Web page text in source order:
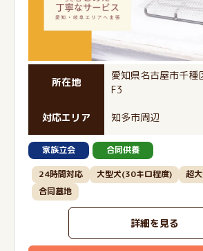
所在地
愛知県名古屋市千
F3
対応エリア 知多市周辺
家族立会 合同供養
24時間対応 大型犬(30キロ程度)
超
合同墓地
詳細を見る